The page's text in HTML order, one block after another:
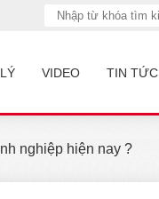
VIDEO TIN TỨC
nghiệp hiện nay ?